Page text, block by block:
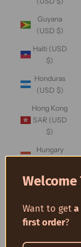
Guyana
(USD $)
Haiti (USD
$)
Honduras
(USD $)
Hong Kong
SAR (USD
$)
Hungary
Iceland
India (USD
$)
Welcome
Want to geta
first order?